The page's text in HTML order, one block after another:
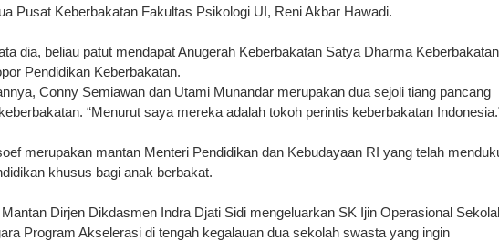
Pusat Keberbakatan Fakultas Psikologi UI, Reni Akbar Hawadi.
dia, beliau patut mendapat Anugerah Keberbakatan Satya Dharma Keberbakatan
Pendidikan Keberbakatan.
Conny Semiawan dan Utami Munandar merupakan dua sejoli tiang pancang
“Menurut saya mereka adalah tokoh perintis keberbakatan
merupakan mantan Menteri Pendidikan dan Kebudayaan RI yang telah
khusus bagi anak berbakat.
Dirjen Dikdasmen Indra Djati Sidi mengeluarkan SK Ijin Operasional
Program Akselerasi di tengah kegalauan dua sekolah swasta yang ingin